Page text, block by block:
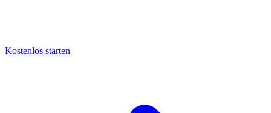
Kostenlos starten